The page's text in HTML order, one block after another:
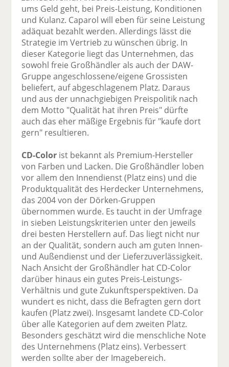
ums Geld geht, bei Preis-Leistung, Konditionen
und Kulanz. Caparol will eben für seine Leistung
adäquat bezahlt werden. Allerdings lässt die
Strategie im Vertrieb zu wünschen übrig. In
dieser Kategorie liegt das Unternehmen, das
sowohl freie Großhändler als auch der DAW-
Gruppe angeschlossene/eigene Grossisten
beliefert, auf abgeschlagenem Platz. Daraus
und aus der unnachgiebigen Preispolitik nach
dem Motto "Qualität hat ihren Preis" dürfte
auch das eher mäßige Ergebnis für "kaufe dort
gern" resultieren.
CD-Color ist bekannt als Premium-Hersteller
von Farben und Lacken. Die Großhändler loben
vor allem den Innendienst (Platz eins) und die
Produktqualität des Herdecker Unternehmens,
das 2004 von der Dörken-Gruppen
übernommen wurde. Es taucht in der Umfrage
in sieben Leistungskriterien unter den jeweils
drei besten Herstellern auf. Das liegt nicht nur
an der Qualität, sondern auch am guten Innen-
und Außendienst und der Lieferzuverlässigkeit.
Nach Ansicht der Großhändler hat CD-Color
darüber hinaus ein gutes Preis-Leistungs-
Verhältnis und gute Zukunftsperspektiven. Da
wundert es nicht, dass die Befragten gern dort
kaufen (Platz zwei). Insgesamt landete CD-Color
über alle Kategorien auf dem zweiten Platz.
Besonders geschätzt wird die menschliche Note
des Unternehmens (Platz eins). Verbessert
werden sollte aber der Imagebereich.